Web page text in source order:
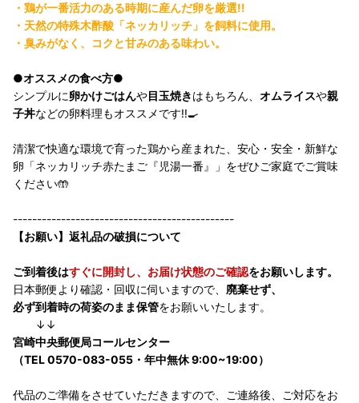
・鶏が一番活力のある時期に産んだ卵を厳選!!
・天然の特殊木酢酸「ネッカリッチ」を飼料に使用。
・臭みがなく、コクと甘みのある味わい。
●オススメの食べ方●
シンプルに卵かけごはんや目玉焼きはもちろん、 オムライスや親
子丼などの卵料理もオススメです!!🍳
清潔で快適な環境で育った鶏から産まれた、安心・安全・新鮮な
卵「ネッカリッチ赤たまご『児湯一番』」をぜひご家庭でご賞味
ください🤲
----------------------------------------------
【お願い】返礼品の破損について
ご到着後はすぐに開封し、お届け状態のご確認をお願いします。
日本郵便より確認・回収に伺いますので、 廃棄せず、
必ず到着時の荷姿のまま保管をお願いいたします。
↓↓
宮崎中央郵便局コールセンター
（TEL 0570-083-055・年中無休 9:00~19:00）
代品のご準備をさせていただきますので、ご連絡後、ご対応をお